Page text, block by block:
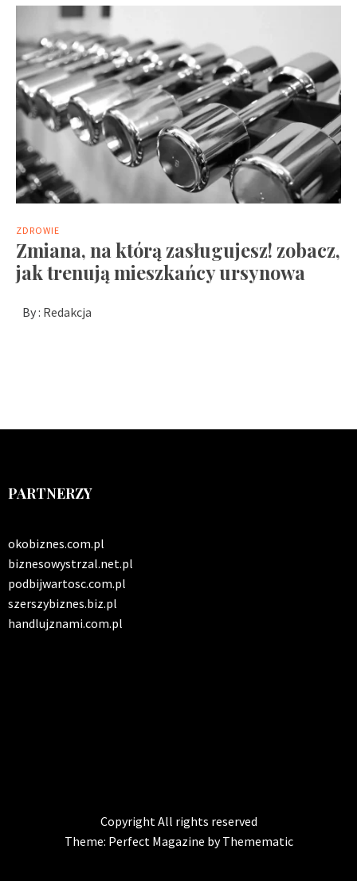
ZDROWIE
Zmiana, na którą zasługujesz! zobacz,
jak trenują mieszkańcy ursynowa
By : Redakcja
PARTNERZY
okobiznes.com.pl
biznesowystrzal.net.pl
podbijwartosc.com.pl
szerszybiznes.biz.pl
handlujznami.com.pl
Copyright All rights reserved
Theme: Perfect Magazine byThemematic